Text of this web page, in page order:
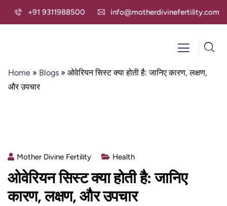
+91 9311988500 info@motherdivinefertility.com
Home » Blogs » ओवेरियन सिस्ट क्या होती है: जानिए कारण, लक्षण,
और उपचार
Mother Divine Fertility Health
ओवेरियन सिस्ट क्या होती है: जानिए
कारण, लक्षण, और उपचार